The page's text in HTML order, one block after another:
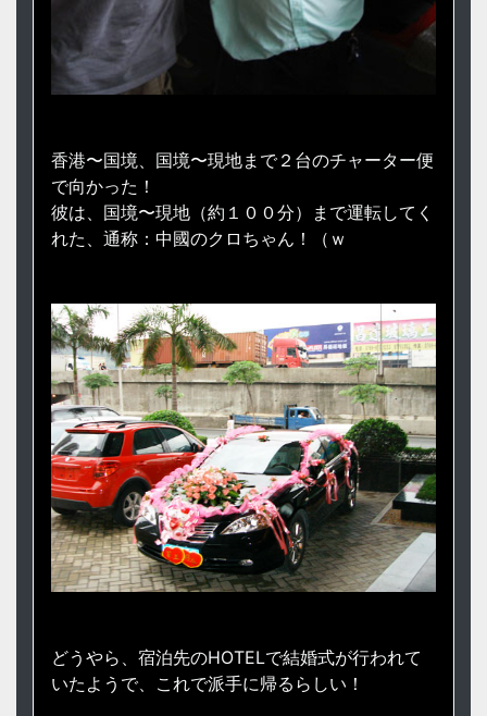
香港〜国境、国境〜現地まで２台のチャーター便
で向かった！
彼は、国境〜現地（約１００分）まで運転してく
れた、通称：中國のクロちゃん！（ｗ
どうやら、宿泊先のHOTELで結婚式が行われて
いたようで、これで派手に帰るらしい！